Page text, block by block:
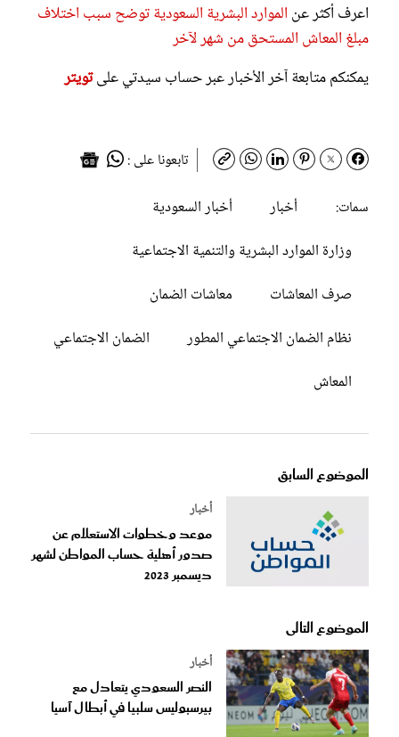
اعرف أكثر عن الموارد البشرية السعودية توضح سبب اختلاف
مبلغ المعاش المستحق من شهر لآخر
يمكنكم متابعة آخر الأخبار عبر حساب سيدتي علىتويتر
تابعونا على :
سمات:
أخبار
أخبار السعودية
وزارة الموارد البشرية والتنمية الاجتماعية
صرف المعاشات
معاشات الضمان
نظام الضمان الاجتماعي المطور
الضمان الاجتماعي
المعاش
الموضوع السابق
أخبار
موعد وخطوات الاستعلام عن
صدور أهلية حساب المواطن لشهر
ديسمبر 2023
الموضوع التالى
أخبار
النصر السعودي يتعادل مع
بيرسبوليس سلبيا في أبطال آسيا